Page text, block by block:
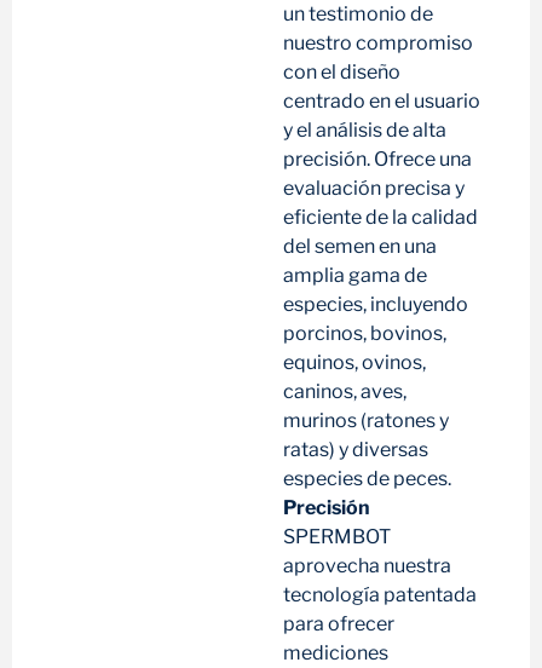
un testimonio de
nuestro compromiso
con el diseño
centrado en el usuario
y el análisis de alta
precisión. Ofrece una
evaluación precisa y
eficiente de la calidad
del semen en una
amplia gama de
especies, incluyendo
porcinos, bovinos,
equinos, ovinos,
caninos, aves,
murinos (ratones y
ratas) y diversas
especies de peces.
Precisión
SPERMBOT
aprovecha nuestra
tecnología patentada
para ofrecer
mediciones